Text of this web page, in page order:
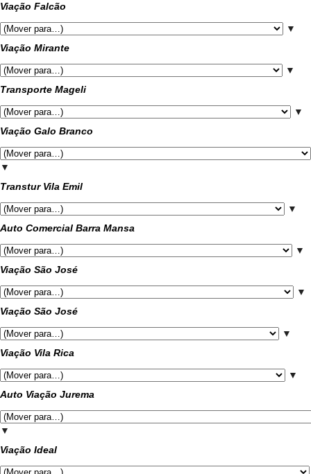
Viação Falcão
▼
Viação Mirante
▼
Transporte Mageli
▼
Viação Galo Branco
▼
Transtur Vila Emil
▼
Auto Comercial Barra Mansa
▼
Viação São José
▼
Viação São José
▼
Viação Vila Rica
▼
Auto Viação Jurema
▼
Viação Ideal